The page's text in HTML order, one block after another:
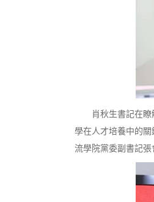
肖秋生書記在瞭解
學在人才培養中的
流學院黨委副書記